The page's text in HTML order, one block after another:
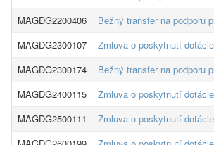
MAGDG2200406
Bežný transfer na podporu
MAGDG2300107
Zmluva o poskytnutí dotácie
MAGDG2300174
Bežný transfer na podporu
MAGDG2400115
Zmluva o poskytnutí dotácie
MAGDG2500111
Zmluva o poskytnutí